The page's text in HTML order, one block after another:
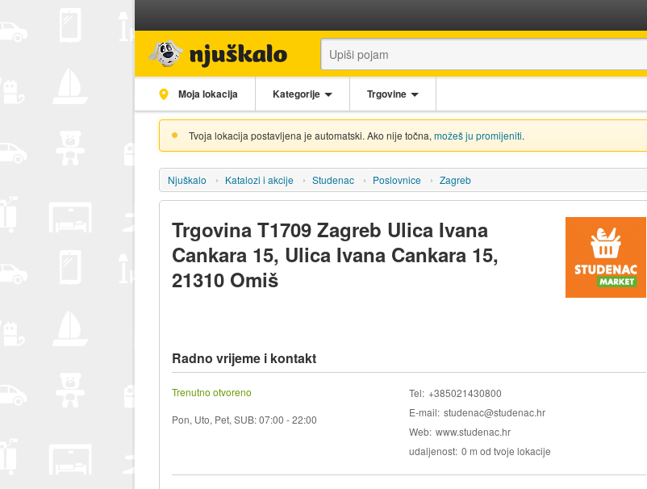
Moja lokacija Kategorije Trgovine
Tvoja lokacija postavljena je automatski. Ako nije točna, možeš ju promijeniti.
Njuškalo Katalozi i akcije Studenac Poslovnice Zagreb
Trgovina T1709 Zagreb Ulica Ivana
Cankara 15, Ulica Ivana Cankara 15,
21310 Omiš
Radno vrijeme i kontakt
Trenutno otvoreno
Pon, Uto, Pet, SUB: 07:00 - 22:00
Tel +385021430800
E-mail studenac@studenac.hr
Web www.studenac.hr
udaljenost 0 m od tvoje lokacije